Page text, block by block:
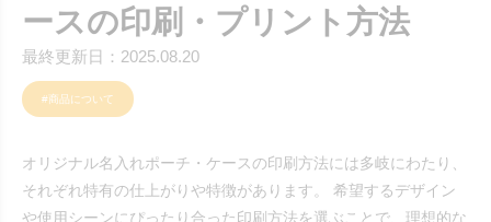
ースの印刷・プリント方法
最終更新日：2025.08.20
#商品について
オリジナル名入れポーチ・ケースの印刷方法には多岐にわたり、
それぞれ特有の仕上がりや特徴があります。 希望するデザイン
や使用シーンにぴったり合った印刷方法を選ぶことで、理想的な